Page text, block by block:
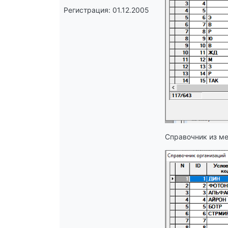
Регистрация: 01.12.2005
Справочник из